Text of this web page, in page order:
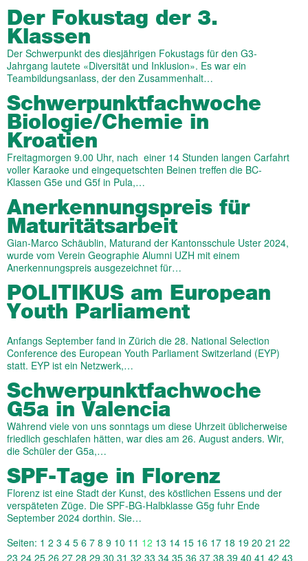
Der Fokustag der 3.
Klassen
Der Schwerpunkt des diesjährigen Fokustags für den G3-
Jahrgang lautete «Diversität und Inklusion». Es war ein
Teambildungsanlass, der den Zusammenhalt…
Schwerpunktfachwoche
Biologie/Chemie in
Kroatien
Freitagmorgen 9.00 Uhr, nach einer 14 Stunden langen Carfahrt
voller Karaoke und eingequetschten Beinen treffen die BC-
Klassen G5e und G5f in Pula,…
Anerkennungspreis für
Maturitätsarbeit
Gian-Marco Schäublin, Maturand der Kantonsschule Uster 2024,
wurde vom Verein Geographie Alumni UZH mit einem
Anerkennungspreis ausgezeichnet für…
POLITIKUS am European
Youth Parliament
Anfangs September fand in Zürich die 28. National Selection
Conference des European Youth Parliament Switzerland (EYP)
statt. EYP ist ein Netzwerk,…
Schwerpunktfachwoche
G5a in Valencia
Während viele von uns sonntags um diese Uhrzeit üblicherweise
friedlich geschlafen hätten, war dies am 26. August anders. Wir,
die Schüler der G5a,…
SPF-Tage in Florenz
Florenz ist eine Stadt der Kunst, des köstlichen Essens und der
verspäteten Züge. Die SPF-BG-Halbklasse G5g fuhr Ende
September 2024 dorthin. Sie…
Seiten: 1 2 3 4 5 6 7 8 9 10 11 12 13 14 15 16 17 18 19 20 21 22
23 24 25 26 27 28 29 30 31 32 33 34 35 36 37 38 39 40 41 42 43